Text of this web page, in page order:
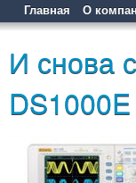
Главная О
И снова